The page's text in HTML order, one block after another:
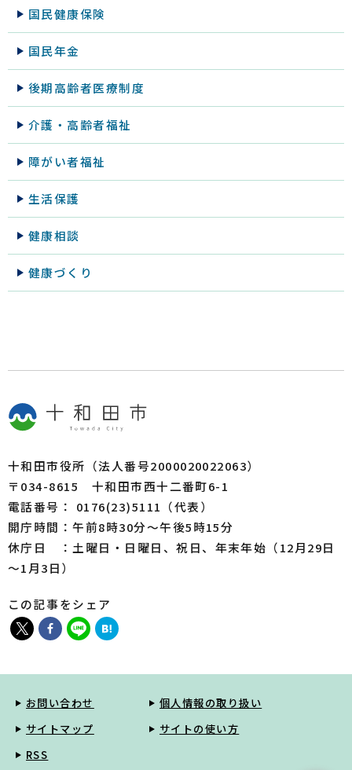
国民健康保険
国民年金
後期高齢者医療制度
介護・高齢者福祉
障がい者福祉
生活保護
健康相談
健康づくり
十和田市役所（法人番号2000020022063）
〒034-8615 十和田市西十二番町6-1
電話番号： 0176(23)5111（代表）
開庁時間：午前8時30分～午後5時15分
休庁日 ：土曜日・日曜日、祝日、年末年始（12月29日
～1月3日）
この記事をシェア
お問い合わせ
個人情報の取り扱い
サイトマップ
サイトの使い方
RSS